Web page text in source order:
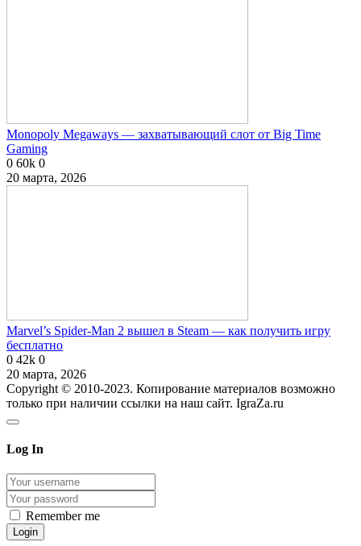
Monopoly Megaways — захватывающий слот от Big Time
Gaming
0 60k 0
20 марта, 2026
Marvel’s Spider-Man 2 вышел в Steam — как получить игру
бесплатно
0 42k 0
20 марта, 2026
Copyright © 2010-2023. Копирование материалов возможно
только при наличии ссылки на наш сайт. IgraZa.ru
Log In
Remember me